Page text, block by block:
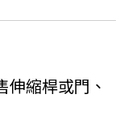
伸縮桿或門、